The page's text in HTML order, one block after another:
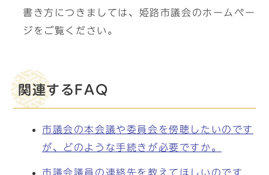
書き方につきましては、姫路市議会のホームペー
ジをご覧ください。
関連するFAQ
市議会の本会議や委員会を傍聴したいのです
が、どのような手続きが必要ですか。
市議会議員の連絡先を教えてほしいのです